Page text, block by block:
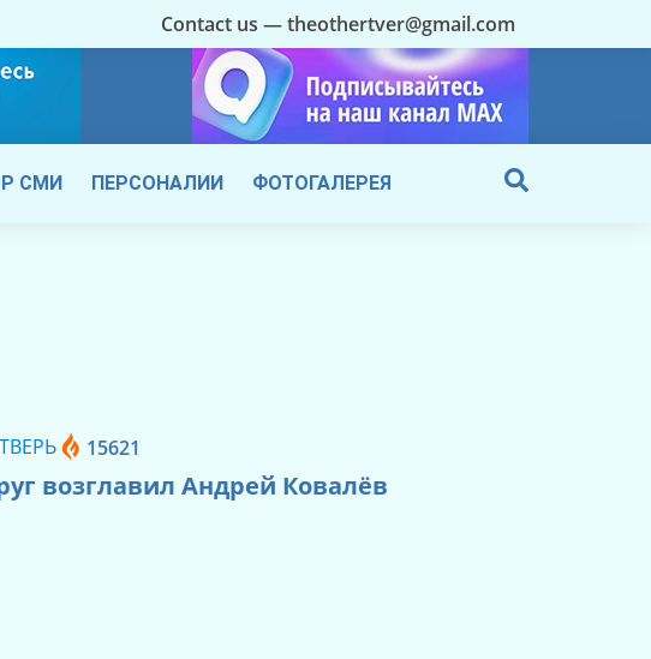
Contact us — theothertver@gmail.com
СМИ ПЕРСОНАЛИИ ФОТОГАЛЕРЕЯ
15621
возглавил Андрей Ковалёв